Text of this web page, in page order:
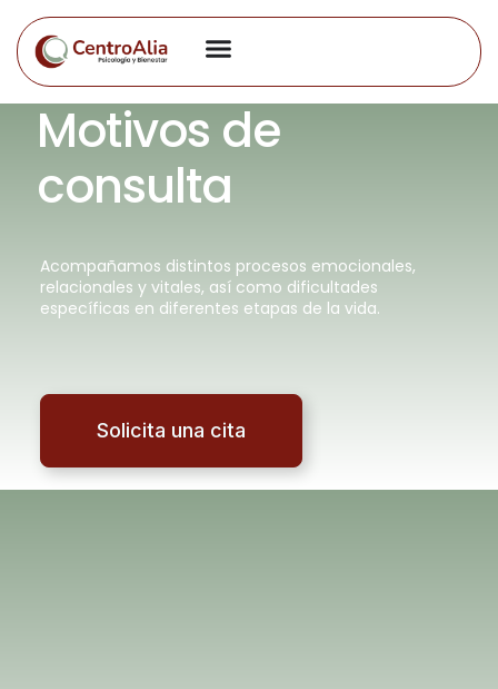
Motivos de
consulta
Acompañamos distintos procesos emocionales,
relacionales y vitales, así como dificultades
específicas en diferentes etapas de la vida.
Solicita una cita